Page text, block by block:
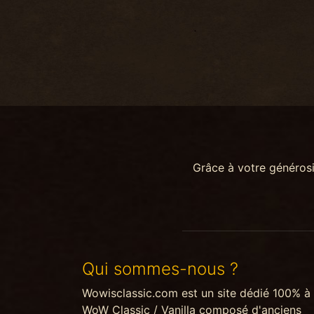
Grâce à votre
Qui sommes-nous ?
Wowisclassic.com est un site dédié 100% à
WoW Classic / Vanilla composé d'anciens